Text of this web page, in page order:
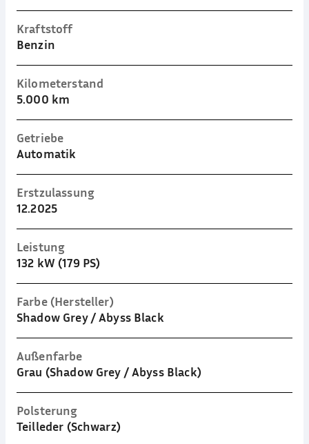
Kraftstoff
Benzin
Kilometerstand
5.000 km
Getriebe
Automatik
Erstzulassung
12.2025
Leistung
132 kW (179 PS)
Farbe (Hersteller)
Shadow Grey / Abyss Black
Außenfarbe
Grau (Shadow Grey / Abyss Black)
Polsterung
Teilleder (Schwarz)